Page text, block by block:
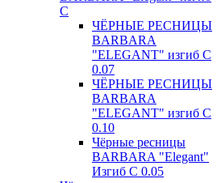
С
ЧЁРНЫЕ РЕСНИЦЫ
BARBARA
"ELEGANT" изгиб С
0.07
ЧЁРНЫЕ РЕСНИЦЫ
BARBARA
"ELEGANT" изгиб С
0.10
Чёрные ресницы
BARBARA "Elegant"
Изгиб С 0.05